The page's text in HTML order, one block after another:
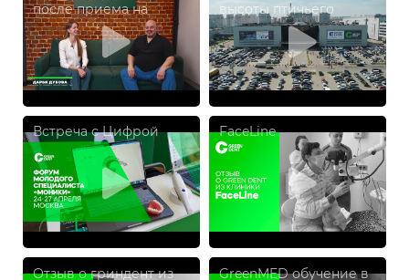
после приема на
DIERS
высоты птичьего
полёта
Встреча с Цифрой FaceLine
Отзыв о гриндент из
GreenMED обучение в